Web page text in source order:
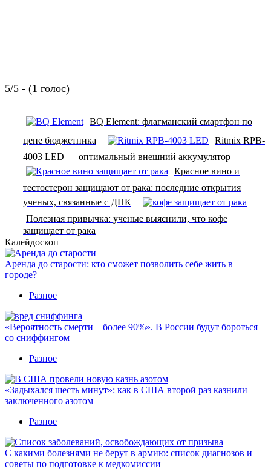
5/5 - (1 голос)
BQ Element: флагманский смартфон по
цене бюджетника
Ritmix RPB-
4003 LED — оптимальный внешний аккумулятор
Красное вино и
тестостерон защищают от рака: последние открытия
ученых, связанные с ДНК
Полезная привычка: ученые выяснили, что кофе
защищает от рака
Калейдоскоп
Аренда до старости: кто сможет позволить себе жить в
городе?
Разное
«Вероятность смерти – более 90%». В России будут бороться
со сниффингом
Разное
«Задыхался шесть минут»: как в США второй раз казнили
заключенного азотом
Разное
С какими болезнями не берут в армию: список диагнозов и
советы по подготовке к медкомиссии